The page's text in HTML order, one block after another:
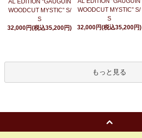
AL EDITION “GAUGUIN
WOODCUT MYSTIC” S/
S
32,000円(税込35,200円)
WOODCUT MYSTIC” S/
S
32,000円(税込35,200円)
もっと見る